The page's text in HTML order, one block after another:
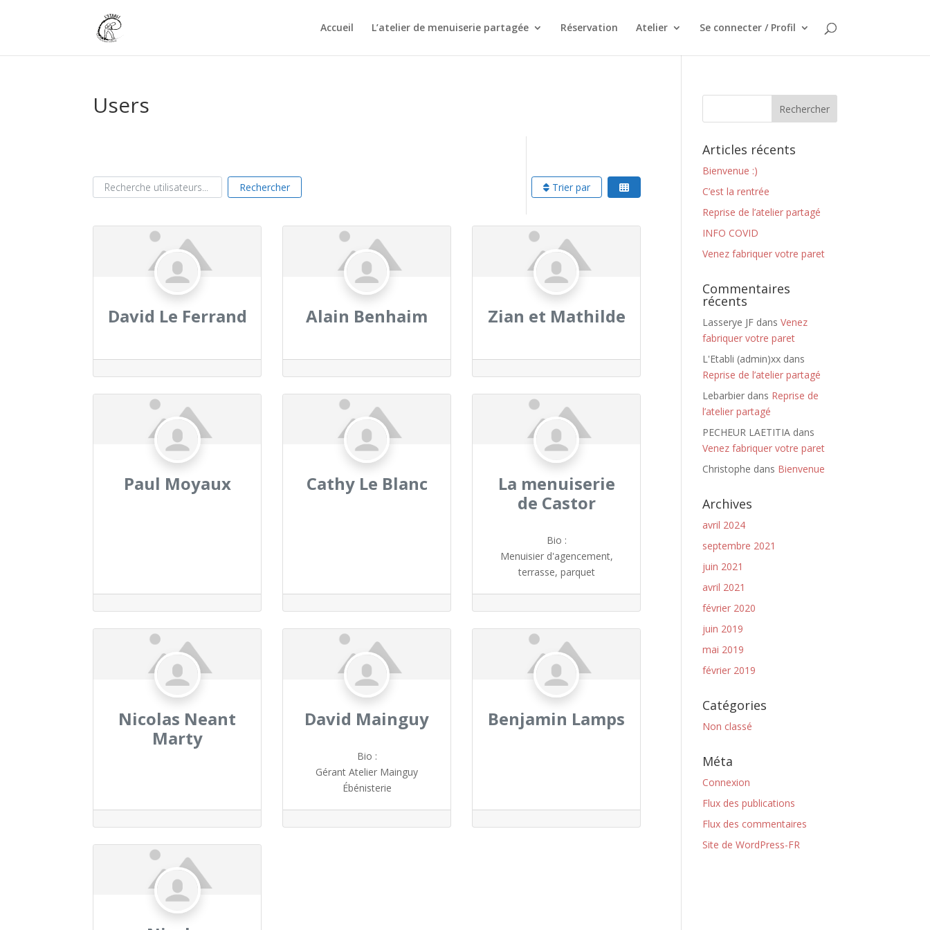
Accueil L’atelier de menuiserie partagée Réservation Atelier Se connecter / Profil
Users
Recherche utilisateurs...
Recherche utilisateurs... Rechercher Trier par
David Le Ferrand Alain Benhaim Zian et Mathilde
Paul Moyaux Cathy Le Blanc
La menuiserie
de Castor
Bio :
Menuisier d'agencement,
terrasse, parquet
Nicolas Neant
Marty
David Mainguy
Bio :
Gérant Atelier Mainguy
Ébénisterie
Benjamin Lamps
Articles récents
Bienvenue :)
C’est la rentrée
Reprise de l’atelier partagé
INFO COVID
Venez fabriquer votre paret
Commentaires
récents
Lasserye JF dansVenez
fabriquer votre paret
L'Etabli (admin)xx dans
Reprise de l’atelier partagé
Lebarbier dans Reprise de
l’atelier partagé
PECHEUR LAETITIA dans
Venez fabriquer votre paret
Christophe dans Bienvenue
Archives
avril 2024
septembre 2021
juin 2021
avril 2021
février 2020
juin 2019
mai 2019
février 2019
Catégories
Non classé
Méta
Connexion
Flux des publications
Flux des commentaires
Site de WordPress-FR